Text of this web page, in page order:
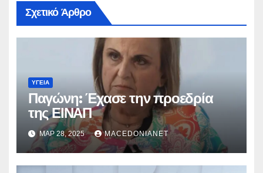
Σχετικό Άρθρο
ΥΓΕΊΑ
Παγώνη: Έχασε την προεδρία
της ΕΙΝΑΠ
ΜΑΡ 28, 2025 MACEDONIANET